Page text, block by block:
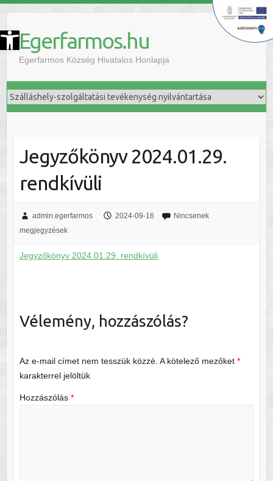
Eszköztár megnyitása Egerfarmos.hu
Egerfarmos Község Hivatalos Honlapja
Jegyzőkönyv 2024.01.29.
rendkívüli
admin.egerfarmos 2024-09-16
Nincsenek
megjegyzések
Jegyzőkönyv 2024.01.29. rendkívüli
Vélemény, hozzászólás?
Az e-mail címet nem tesszük közzé. A kötelező mezőket *
karakterrel jelöltük
Hozzászólás *